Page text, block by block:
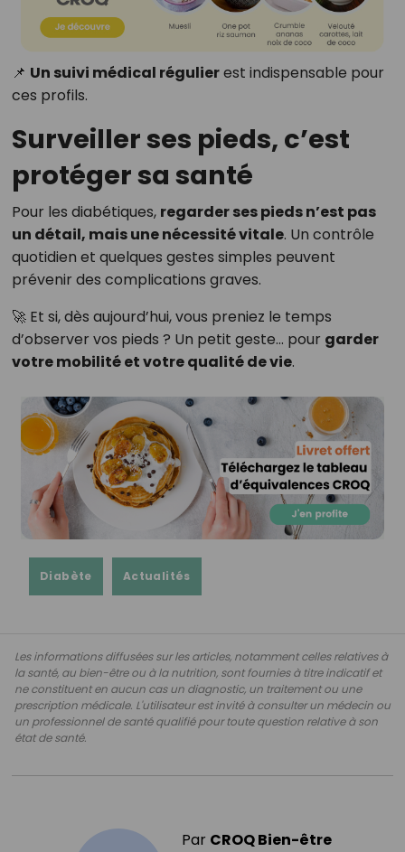
📌 Un suivi médical régulierest indispensable pour
ces profils.
Surveiller ses pieds, c’est
protéger sa santé
Pour les diabétiques, regarder ses pieds n’est pas
un détail, mais une nécessité vitale. Un contrôle
quotidien et quelques gestes simples peuvent
prévenir des complications graves.
🚀 Et si, dès aujourd’hui, vous preniez le temps
d’observer vos pieds ? Un petit geste… pour garder
votre mobilité et votre qualité de vie.
Diabète Actualités
Les informations diffusées sur les articles, notamment celles relatives à
la santé, au bien-être ou à la nutrition, sont fournies à titre indicatif et
ne constituent en aucun cas un diagnostic, un traitement ou une
prescription médicale. L'utilisateur est invité à consulter un médecin ou
un professionnel de santé qualifié pour toute question relative à son
état de santé.
Par CROQ Bien-être